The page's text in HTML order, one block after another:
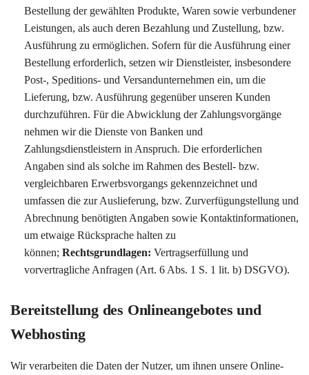
Bestellung der gewählten Produkte, Waren sowie verbundener
Leistungen, als auch deren Bezahlung und Zustellung, bzw.
Ausführung zu ermöglichen. Sofern für die Ausführung einer
Bestellung erforderlich, setzen wir Dienstleister, insbesondere
Post-, Speditions- und Versandunternehmen ein, um die
Lieferung, bzw. Ausführung gegenüber unseren Kunden
durchzuführen. Für die Abwicklung der Zahlungsvorgänge
nehmen wir die Dienste von Banken und
Zahlungsdienstleistern in Anspruch. Die erforderlichen
Angaben sind als solche im Rahmen des Bestell- bzw.
vergleichbaren Erwerbsvorgangs gekennzeichnet und
umfassen die zur Auslieferung, bzw. Zurverfügungstellung und
Abrechnung benötigten Angaben sowie Kontaktinformationen,
um etwaige Rücksprache halten zu
können; Rechtsgrundlagen: Vertragserfüllung und
vorvertragliche Anfragen (Art. 6 Abs. 1 S. 1 lit. b) DSGVO).
Bereitstellung des Onlineangebotes und
Webhosting
Wir verarbeiten die Daten der Nutzer, um ihnen unsere Online-